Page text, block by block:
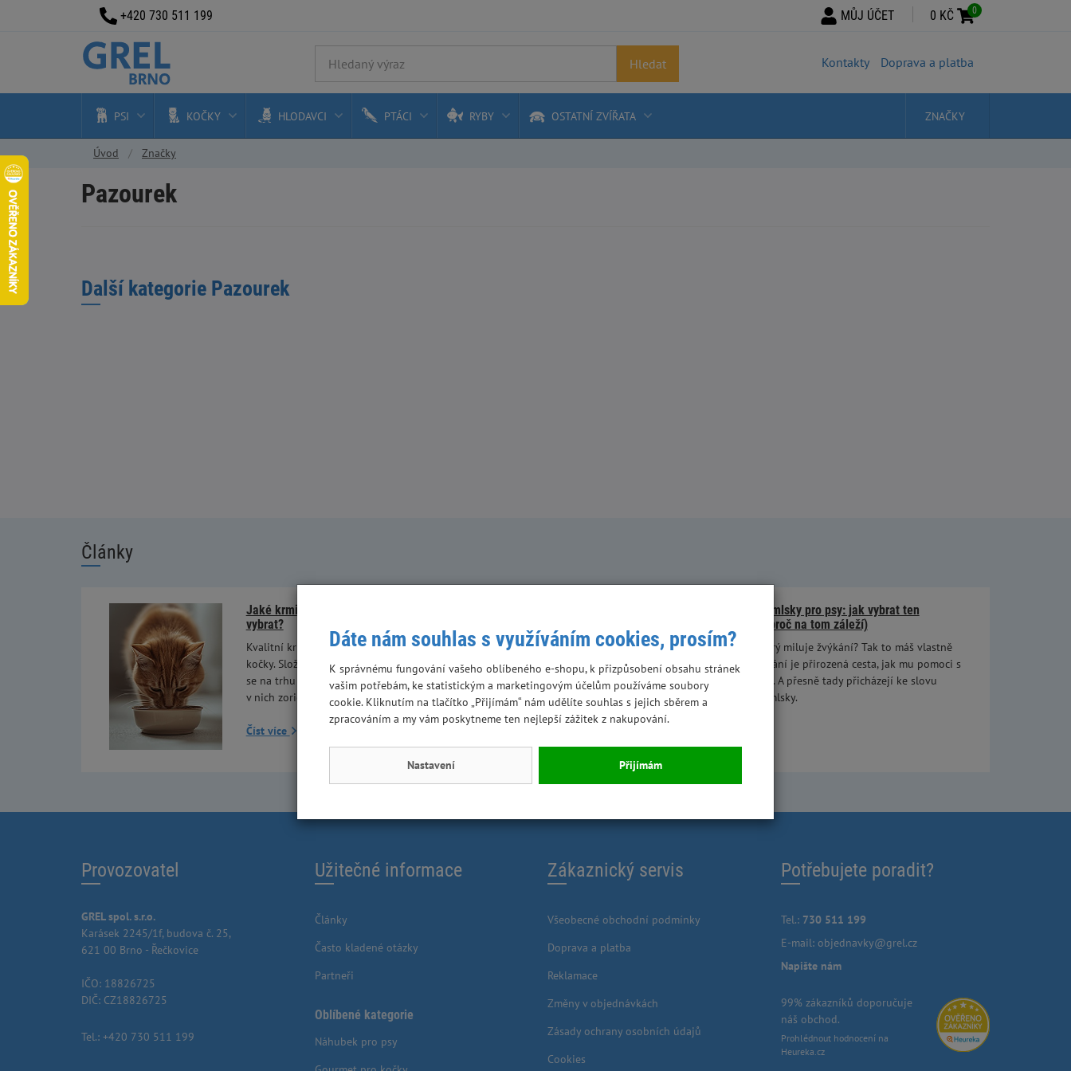
Hledat Kontakty Doprava a platba
PSI KOČKY HLODAVCI PTÁCI RYBY OSTATNÍ ZVÍŘATA ZNAČKY
Úvod Značky
Pazourek
Další kategorie Pazourek
Články
Jaké krmivo pro kočky je nejlepší a podle čeho
vybrat?
Kvalitní krmivo je základ pro zdraví a vitalitu
kočky. Složení krmiva pro kočky je specifické a také
se na trhu vyskytuje v různých formách. Pojďme se
v nich zorientovat a vybrat ideální.
Číst více
Dentální pamlsky pro psy: jak vybrat ten
správný (a proč na tom záleží)
Máš psa, který miluje žvýkání? Tak to máš vlastně
štěstí – žvýkání je přirozená cesta, jak mu pomoci s
péčí o chrup. A přesně tady přicházejí ke slovu
dentální pamlsky.
Provozovatel
GREL spol. s.r.o.
Karásek 2245/1f, budova č. 25,
621 00 Brno - Řečkovice
IČO: 18826725
DIČ: CZ18826725
Tel.: +420 730 511 199
Užitečné informace
Články
Často kladené otázky
Partneři
Oblíbené kategorie
Náhubek pro psy
Zákaznický servis
Všeobecné obchodní podmínky
Doprava a platba
Reklamace
Změny v objednávkách
Zásady ochrany osobních údajů
Cookies
Potřebujete poradit?
Tel.: 730 511 199
E-mail: objednavky@grel.cz
Napište nám
99% zákazníků doporučuje
náš obchod.
Prohlédnout hodnocení na
Heureka.cz
0 KČ 0
MŮJ ÚČET
+420 730 511 199
Dáte nám souhlas s využíváním cookies, prosím?
K správnému fungování vašeho oblíbeného e-shopu, k přizpůsobení obsahu stránek
vašim potřebám, ke statistickým a marketingovým účelům používáme soubory
cookie. Kliknutím na tlačítko „Přijímám“ nám udělíte souhlas s jejich sběrem a
zpracováním a my vám poskytneme ten nejlepší zážitek z nakupování.
Nastavení Přijímám